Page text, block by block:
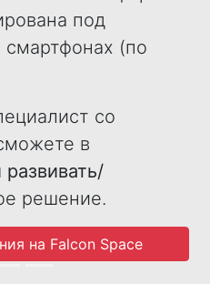
под
смартфонах (по
со
в
развивать/
решение.
на Falcon Space